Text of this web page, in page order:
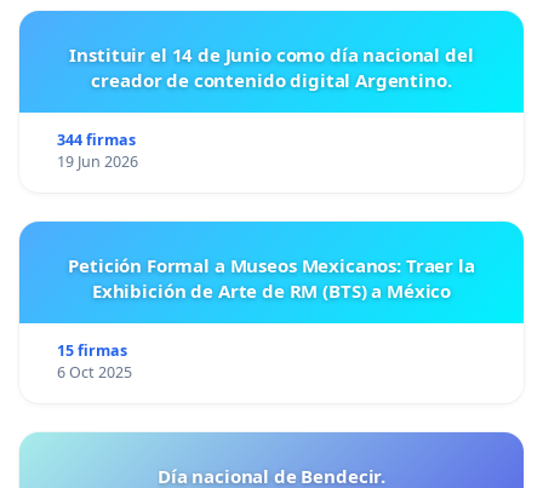
Instituir el 14 de Junio como día nacional del
creador de contenido digital Argentino.
344 firmas
19 Jun 2026
Petición Formal a Museos Mexicanos: Traer la
Exhibición de Arte de RM (BTS) a México
15 firmas
6 Oct 2025
Día nacional de Bendecir.